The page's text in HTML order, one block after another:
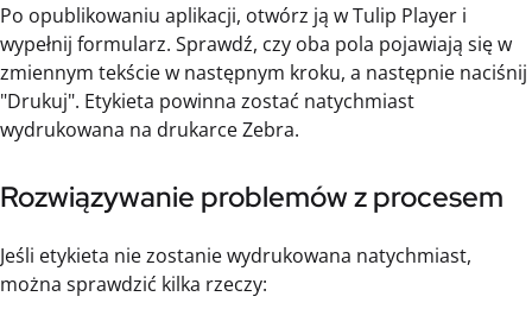
Po opublikowaniu aplikacji, otwórz ją w Tulip Player i
wypełnij formularz. Sprawdź, czy oba pola pojawiają się w
zmiennym tekście w następnym kroku, a następnie naciśnij
"Drukuj". Etykieta powinna zostać natychmiast
wydrukowana na drukarce Zebra.
Rozwiązywanie problemów z procesem
Jeśli etykieta nie zostanie wydrukowana natychmiast,
można sprawdzić kilka rzeczy: